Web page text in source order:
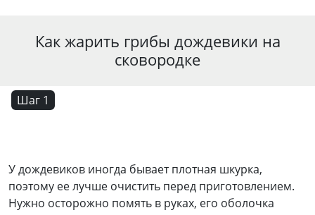
Как жарить грибы дождевики на
сковородке
Шаг 1
У дождевиков иногда бывает плотная шкурка,
поэтому ее лучше очистить перед приготовлением.
Нужно осторожно помять в руках, его оболочка